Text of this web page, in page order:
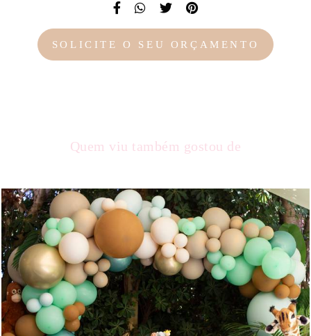
SOLICITE O SEU ORÇAMENTO
Quem viu também gostou de